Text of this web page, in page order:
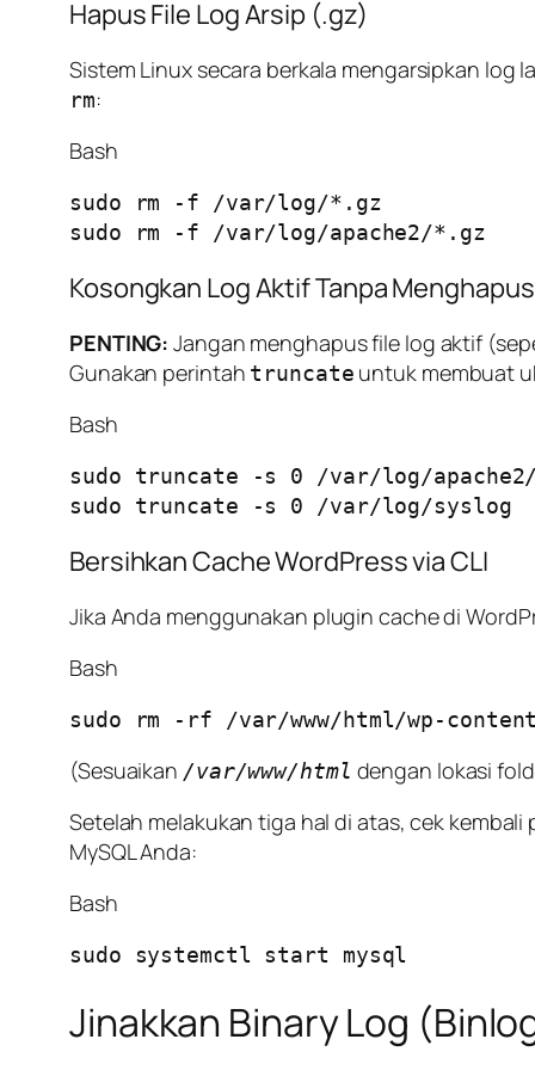
Hapus File Log Arsip (.gz)
Sistem Linux secara berkala mengarsipkan log
rm:
Bash
sudo rm -f /var/log/*.gz
Kosongkan Log Aktif Tanpa
PENTING: Jangan menghapus file log aktif
Gunakan perintah truncate untuk membuat
Bash
sudo truncate -s 0 /var/log/
Bersihkan Cache WordPress via CLI
Jika Anda menggunakan plugin cache di
Bash
(Sesuaikan /var/www/html dengan lokasi
Setelah melakukan tiga hal di atas, cek
MySQL Anda:
Bash
Jinakkan Binary Log